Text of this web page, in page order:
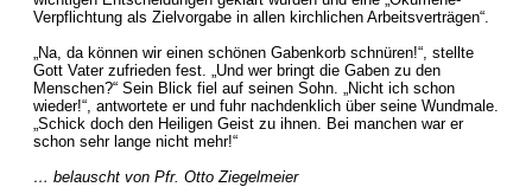
Verpflichtung als Zielvorgabe in allen kirchlichen Arbeitsverträgen“.
„Na, da können wir einen schönen Gabenkorb schnüren!“, stellte
Gott Vater zufrieden fest. „Und wer bringt die Gaben zu den
Menschen?“ Sein Blick fiel auf seinen Sohn. „Nicht ich schon
wieder!“, antwortete er und fuhr nachdenklich über seine Wundmale.
„Schick doch den Heiligen Geist zu ihnen. Bei manchen war er
schon sehr lange nicht mehr!“
… belauscht von Pfr. Otto Ziegelmeier